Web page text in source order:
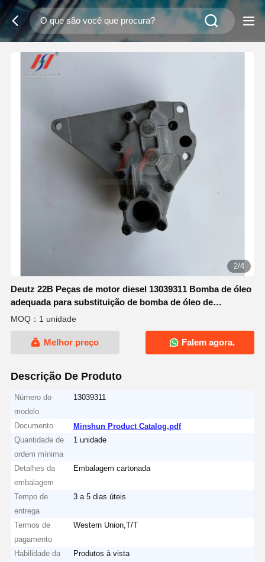
2/4
Deutz 22B Peças de motor diesel 13039311 Bomba de óleo
adequada para substituição de bomba de óleo de
escavadeira
MOQ：1 unidade
Melhor preço Falem agora.
Descrição De Produto
Número do
modelo
13039311
Documento
Minshun Product Catalog.pdf
Quantidade de
ordem mínima
1 unidade
Detalhes da
embalagem
Embalagem cartonada
Tempo de
entrega
3 a 5 dias úteis
Termos de
pagamento
Western Union,T/T
Habilidade da
Produtos à vista